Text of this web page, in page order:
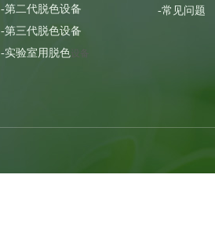
-第二代脱色设备
-第三代脱色设备
-实验室用脱色设备
-常见问题